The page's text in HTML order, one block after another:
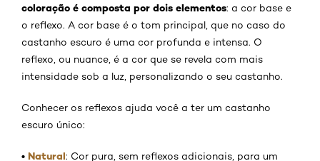
coloração é composta por dois elementos: a cor base e
o reflexo. A cor base é o tom principal, que no caso do
castanho escuro é uma cor profunda e intensa. O
reflexo, ou nuance, é a cor que se revela com mais
intensidade sob a luz, personalizando o seu castanho.
Conhecer os reflexos ajuda você a ter um castanho
escuro único:
• Natural: Cor pura, sem reflexos adicionais, para um